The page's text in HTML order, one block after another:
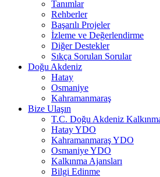
Tanımlar
Rehberler
Başarılı Projeler
İzleme ve Değerlendirme
Diğer Destekler
Sıkça Sorulan Sorular
Doğu Akdeniz
Hatay
Osmaniye
Kahramanmaraş
Bize Ulaşın
T.C. Doğu Akdeniz
Hatay YDO
Kahramanmaraş YDO
Osmaniye YDO
Kalkınma Ajansları
Bilgi Edinme